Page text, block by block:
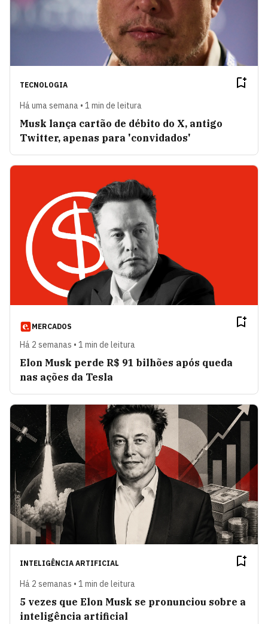
TECNOLOGIA
Há uma semana • 1 min de leitura
Musk lança cartão de débito do X, antigo
Twitter, apenas para 'convidados'
MERCADOS
Há 2 semanas • 1 min de leitura
Elon Musk perde R$ 91 bilhões após queda
nas ações da Tesla
INTELIGÊNCIA ARTIFICIAL
Há 2 semanas • 1 min de leitura
5 vezes que Elon Musk se pronunciou sobre a
inteligência artificial